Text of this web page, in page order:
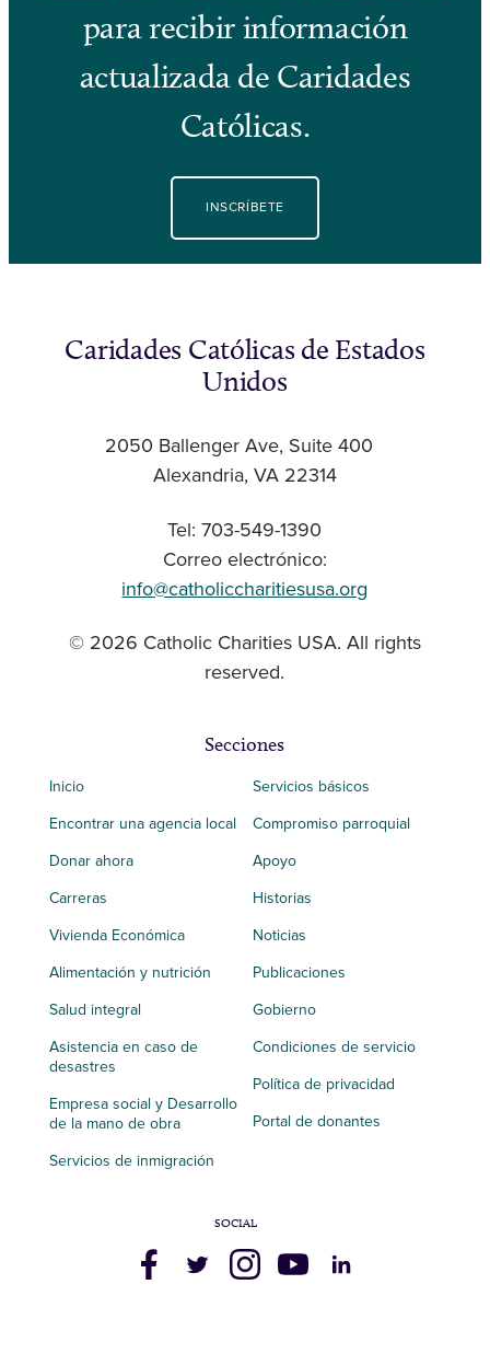
para recibir información
actualizada de Caridades
Católicas.
INSCRÍBETE
Caridades Católicas de Estados
Unidos
2050 Ballenger Ave, Suite 400
Alexandria, VA 22314
Tel: 703-549-1390
Correo electrónico:
info@catholiccharitiesusa.org
© 2026 Catholic Charities USA. All rights
reserved.
Secciones
Inicio
Encontrar una agencia local
Donar ahora
Carreras
Vivienda Económica
Alimentación y nutrición
Salud integral
Asistencia en caso de
desastres
Empresa social y Desarrollo
de la mano de obra
Servicios de inmigración
Servicios básicos
Compromiso parroquial
Apoyo
Historias
Noticias
Publicaciones
Gobierno
Condiciones de servicio
Política de privacidad
Portal de donantes
SOCIAL